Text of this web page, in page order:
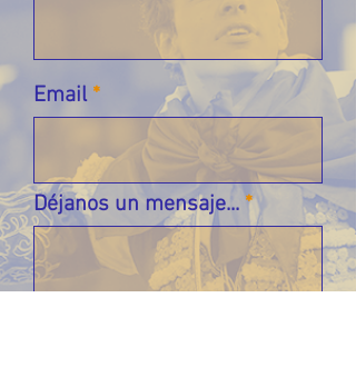
Email
Déjanos un mensaje...